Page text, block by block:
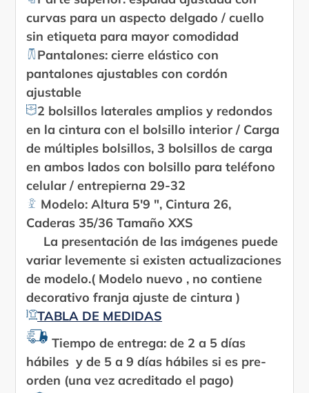
curvas para un aspecto delgado / cuello
sin etiqueta para mayor comodidad
Pantalones: cierre elástico con
pantalones ajustables con cordón
ajustable
2 bolsillos laterales amplios y redondos
en la cintura con el bolsillo interior / Carga
de múltiples bolsillos, 3 bolsillos de carga
en ambos lados con bolsillo para teléfono
celular / entrepierna 29-32
Modelo: Altura 5'9 ", Cintura 26,
Caderas 35/36 Tamaño XXS
La presentación de las imágenes puede
variar levemente si existen actualizaciones
de modelo.( Modelo nuevo , no contiene
decorativo franja ajuste de cintura )
TABLA DE MEDIDAS
Tiempo de entrega: de 2 a 5 días
hábiles y de 5 a 9 días hábiles si es pre-
orden (una vez acreditado el pago)